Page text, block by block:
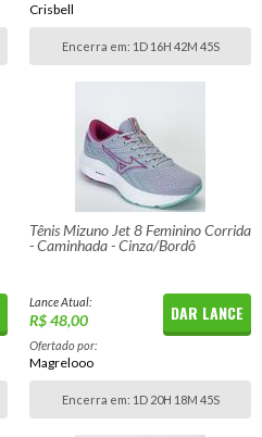
Crisbell
Encerra em: 1D 16H 42M 45S
Tênis Mizuno Jet 8 Feminino Corrida
- Caminhada - Cinza/Bordô
Lance Atual:
R$ 48,00 DAR LANCE
Ofertado por:
Magrelooo
Encerra em: 1D 20H 18M 45S